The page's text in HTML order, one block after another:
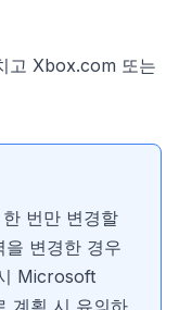
고 Xbox.com 또는
번만 변경할
을 변경한 경우
Microsoft
계획 시 유의하